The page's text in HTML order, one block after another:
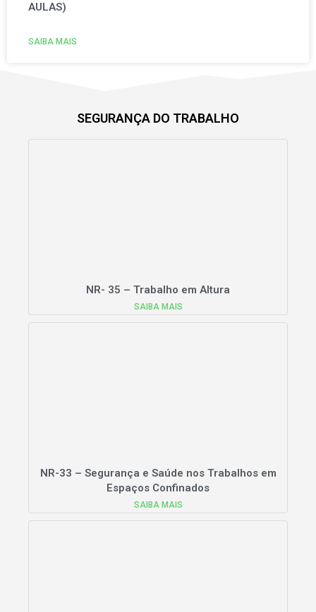
AULAS)
SAIBA MAIS
SEGURANÇA DO TRABALHO
NR- 35 – Trabalho em Altura
SAIBA MAIS
NR-33 – Segurança e Saúde nos Trabalhos em
Espaços Confinados
SAIBA MAIS